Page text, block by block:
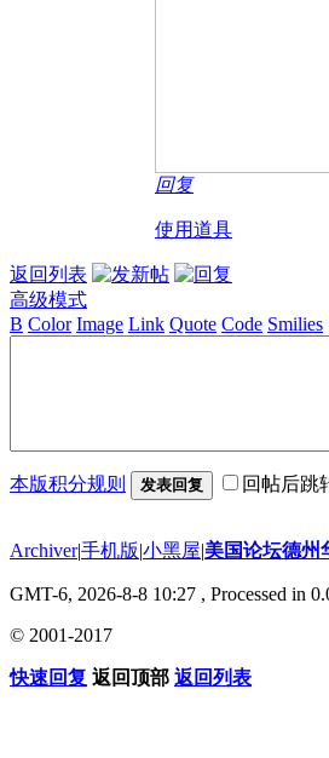
回复
使用道具
返回列表
高级模式
B Color Image Link Quote Code Smilies
本版积分规则 发表回复 回帖后跳
Archiver|手机版|小黑屋|美国论坛德州
GMT-6, 2026-8-8 10:27 , Processed in
© 2001-2017
快速回复 返回顶部 返回列表